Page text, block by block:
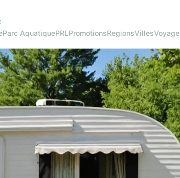
Parc AquatiquePRLPromotionsRegionsVillesVoyage